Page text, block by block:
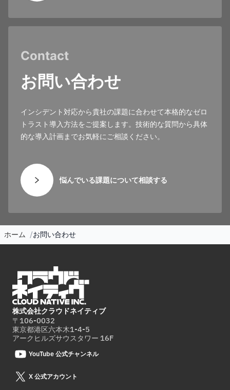
Contact
お問い合わせ
インシデント対応から貴社の課題に合わせて本格的なゼロ
トラスト導入方法をご提案します。技術的な質問から具体
的な導入計画までお気軽にご相談ください。
悩んでいる課題について相談する
ホーム お問い合わせ
株式会社クラウドネイティブ
〒106-0032
東京都港区六本木1-4-5
アークヒルズサウスタワー 16F
YouTube 公式チャンネル
X 公式アカウント